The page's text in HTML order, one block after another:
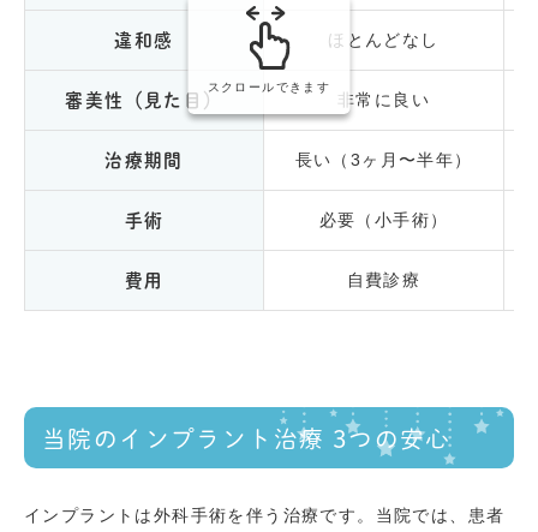
違和感 ほとんどなし
審美性（見た目） 非常に良い
治療期間 長い（3ヶ月〜半年）
手術 必要（小手術）
費用 自費診療
スクロールできます
当院のインプラント治療 3つの安心
インプラントは外科手術を伴う治療です。当院では、患者